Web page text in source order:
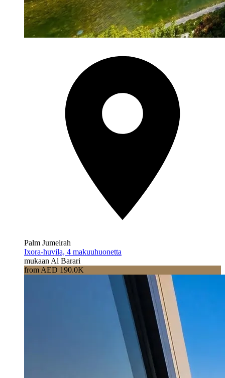
Palm Jumeirah
Ixora-huvila, 4 makuuhuonetta
mukaan Al Barari
from AED 190.0K